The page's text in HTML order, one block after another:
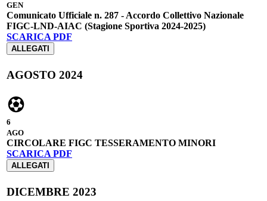
GEN
Comunicato Ufficiale n. 287 - Accordo Collettivo Nazionale
FIGC-LND-AIAC (Stagione Sportiva 2024-2025)
SCARICA PDF
ALLEGATI
AGOSTO 2024
6
AGO
CIRCOLARE FIGC TESSERAMENTO MINORI
SCARICA PDF
ALLEGATI
DICEMBRE 2023